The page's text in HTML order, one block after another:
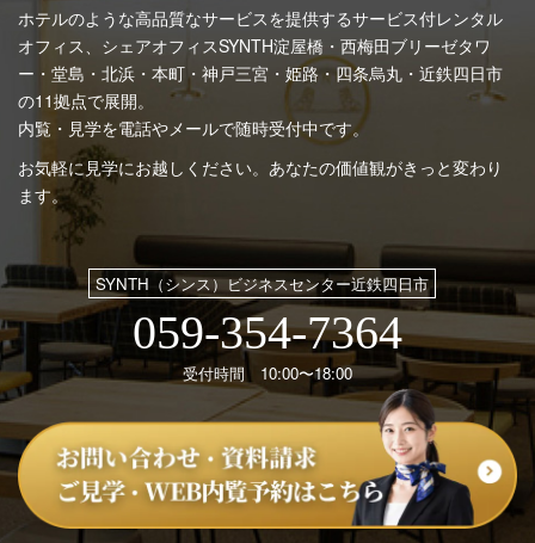
ホテルのような高品質なサービスを提供するサービス付レンタル
オフィス、シェアオフィスSYNTH淀屋橋・西梅田ブリーゼタワ
ー・堂島・北浜・本町・神戸三宮・姫路・四条烏丸・近鉄四日市
の11拠点で展開。
内覧・見学を電話やメールで随時受付中です。
お気軽に見学にお越しください。あなたの価値観がきっと変わり
ます。
SYNTH（シンス）ビジネスセンター近鉄四日市
059-354-7364
受付時間 10:00〜18:00